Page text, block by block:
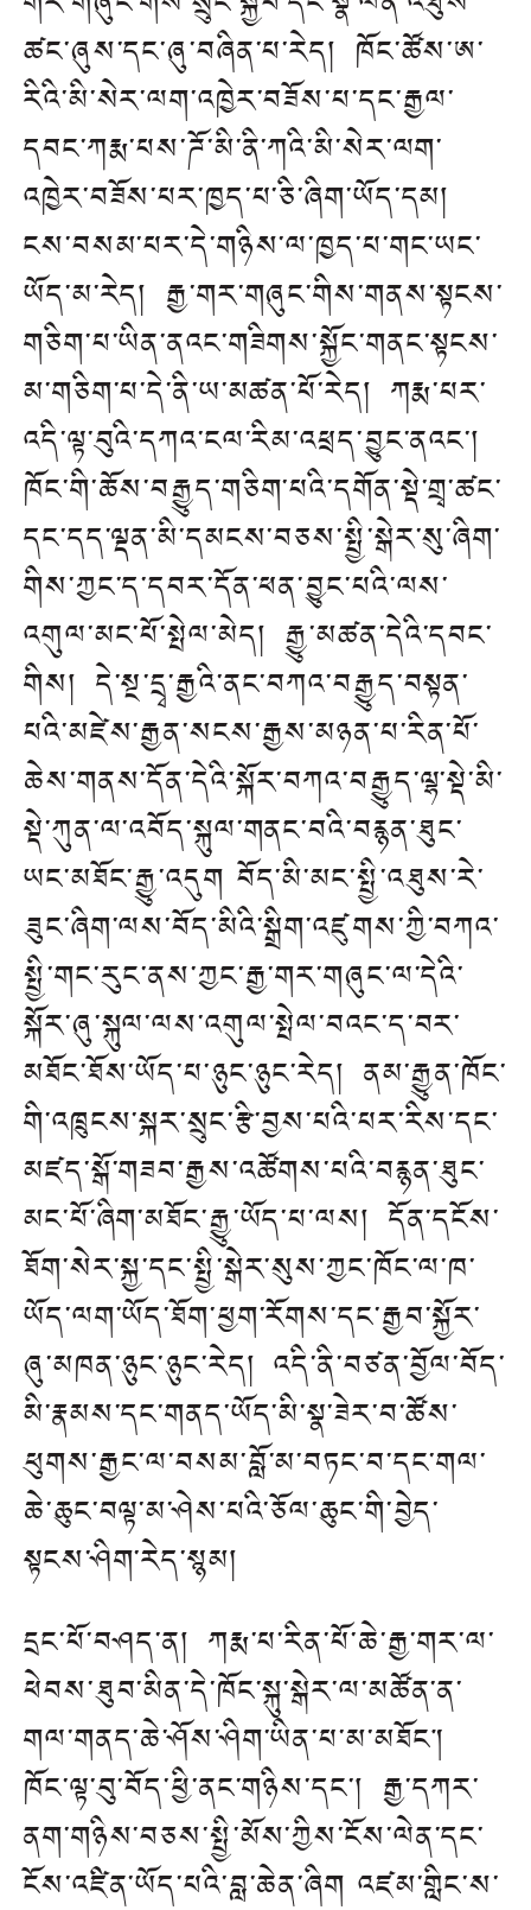
ཚང་ཞུས་དང་ཞུ་བཞིན་པ་རེད། ཁོང་ཚོས་ཨ་
རིའི་མི་སེར་ལག་འཁྱེར་བཟོས་པ་དང་རྒྱལ་
དབང་ཀརྨ་པས་ཌོ་མི་ནི་ཀའི་མི་སེར་ལག་
འཁྱེར་བཟོས་པར་ཁྱད་པ་ཅི་ཞིག་ཡོད་དམ།
ངས་བསམ་པར་དེ་གཉིས་ལ་ཁྱད་པ་གང་ཡང་
ཡོད་མ་རེད། རྒྱ་གར་གཞུང་གིས་གནས་སྟངས་
གཅིག་པ་ཡིན་ནའང་གཟིགས་སྐྱོང་གནང་སྟངས་
མ་གཅིག་པ་དེ་ནི་ཡ་མཚན་པོ་རེད། ཀརྨ་པར་
འདི་ལྟ་བུའི་དཀའ་ངལ་རིམ་འཕྲད་བྱུང་ནའང་།
ཁོང་གི་ཆོས་བརྒྱུད་གཅིག་པའི་དགོན་སྡེ་གྲྭ་ཚང་
དང་དད་ལྡན་མི་དམངས་བཅས་སྤྱི་སྒེར་སུ་ཞིག་
གིས་ཀྱང་ད་དབར་དོན་ཕན་བྱུང་པའི་ལས་
འགུལ་མང་པོ་སྤེལ་མེད། རྒྱུ་མཚན་དེའི་དབང་
གིས། དེ་སྔ་དྲྭ་རྒྱའི་ནང་བཀའ་བརྒྱུད་བསྟན་
པའི་མཛེས་རྒྱན་སངས་རྒྱས་མཉན་པ་རིན་པོ་
ཆེས་གནས་དོན་དེའི་སྐོར་བཀའ་བརྒྱུད་ལྷ་སྡེ་མི་
སྡེ་ཀུན་ལ་འབོད་སྐུལ་གནང་བའི་བརྙན་ཐུང་
ཡང་མཐོང་རྒྱུ་འདུག།བོད་མི་མང་སྤྱི་འཐུས་རེ་
ཟུང་ཞིག་ལས་བོད་མིའི་སྒྲིག་འཛུགས་ཀྱི་བཀའ་
སྤྱི་གང་རུང་ནས་ཀྱང་རྒྱ་གར་གཞུང་ལ་དེའི་
སྐོར་ཞུ་སྐུལ་ལས་འགུལ་སྤེལ་བའང་ད་བར་
མཐོང་ཐོས་ཡོད་པ་ཉུང་ཉུང་རེད། ནམ་རྒྱུན་ཁོང་
གི་འཁྲུངས་སྐར་སྲུང་རྩི་བྱས་པའི་པར་རིས་དང་
མཛད་སྒོ་གཟབ་རྒྱས་འཚོགས་པའི་བརྙན་ཐུང་
མང་པོ་ཞིག་མཐོང་རྒྱུ་ཡོད་པ་ལས། དོན་དངོས་
ཐོག་སེར་སྐྱ་དང་སྤྱི་སྒེར་སུས་ཀྱང་ཁོང་ལ་ཁ་
ཡོད་ལག་ཡོད་ཐོག་ཕྱག་རོགས་དང་རྒྱབ་སྐྱོར་
ཞུ་མཁན་ཉུང་ཉུང་རེད། འདི་ནི་བཙན་བྱོལ་བོད་
མི་རྣམས་དང་གནད་ཡོད་མི་སྣ་ཟེར་བ་ཚོས་
ཕུགས་རྒྱང་ལ་བསམ་བློ་མ་བཏང་བ་དང་གལ་
ཆེ་ཆུང་བལྟ་མ་ཤེས་པའི་ཅོལ་ཆུང་གི་བྱེད་
སྟངས་ཤིག་རེད་སྙམ།
དྲང་པོ་བཤད་ན། ཀརྨ་པ་རིན་པོ་ཆེ་རྒྱ་གར་ལ་
ཕེབས་ཐུབ་མིན་དེ་ཁོང་སྐུ་སྒེར་ལ་མཚོན་ན་
གལ་གནད་ཆེ་ཤོས་ཤིག་ཡིན་པ་མ་མཐོང།
ཁོང་ལྟ་བུ་བོད་ཕྱི་ནང་གཉིས་དང་། རྒྱ་དཀར་
ནག་གཉིས་བཅས་སྤྱི་མོས་ཀྱིས་ངོས་ལེན་དང་
ངོས་འཛིན་ཡོད་པའི་བླ་ཆེན་ཞིག།འཛམ་གླིང་ས་